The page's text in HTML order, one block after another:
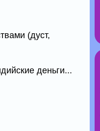
(дуст,
деньги...